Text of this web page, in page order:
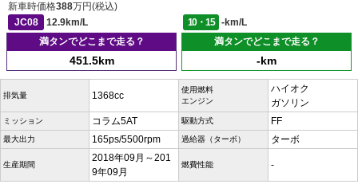
新車時価格388万円(税込)
JC08
12.9km/L 10・15
-km/L
満タンでどこまで走る？
451.5km
満タンでどこまで走る？
-km
排気量 1368cc
使用燃料
エンジン
ハイオク
ガソリン
ミッション コラム5AT 駆動方式 FF
最大出力 165ps/5500rpm 過給器（ターボ） ターボ
生産期間
2018年09月～201
9年09月
燃費性能 -